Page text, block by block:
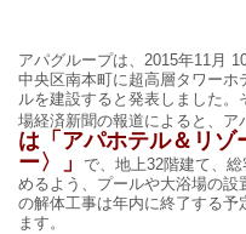
アパグループは、2015年11月
中央区南本町に超高層タワーホ
ルを建設する と発表しました。
場経済新聞の報道によると、ア
は 「アパホテル＆リ
ー〉」
で、地上32階建て、総
めるよう、プールや大浴場の設
の解体工事は年内に終了する
ます。